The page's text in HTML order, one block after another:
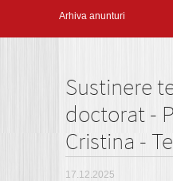
Arhiva anunturi
Sustinere
doctorat -
Cristina -
17.12.2025